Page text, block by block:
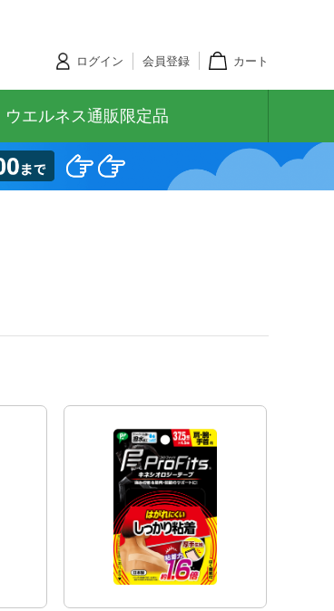
ログイン 会員登録 カート
ウエルネス通販限定品